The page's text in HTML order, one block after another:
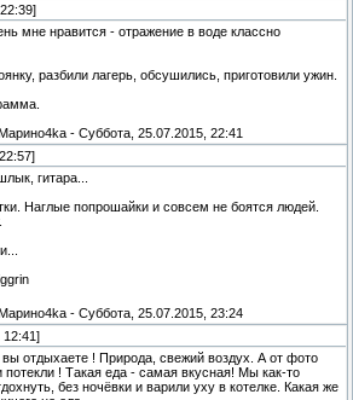
мне нравится - отражение в воде классно
разбили лагерь, обсушились, приготовили ужин.
Марино4kа - Суббота, 25.07.2015, 22:41
гитара...
Наглые попрошайки и совсем не боятся людей.
Марино4kа - Суббота, 25.07.2015, 23:24
12:41]
вы отдыхаете ! Природа, свежий воздух. А от фото
потекли ! Такая еда - самая вкусная! Мы как-то
без ночёвки и варили уху в котелке. Какая же